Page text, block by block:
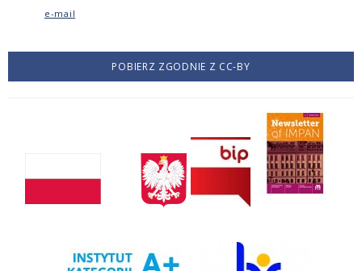
e-mail
POBIERZ ZGODNIE Z CC-BY